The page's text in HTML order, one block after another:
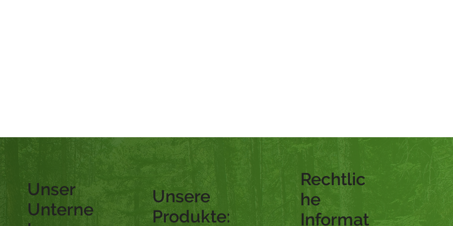
Rechtlic
he
Informat
Unsere
Produkte:
Unser
Unterne